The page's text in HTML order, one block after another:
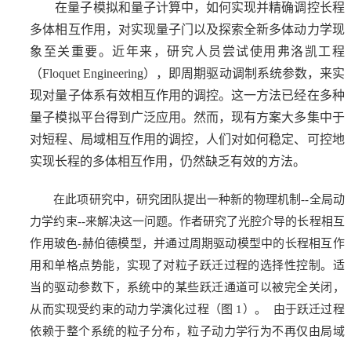
在量子模拟和量子计算中，如何实现并精确调控长程
多体相互作用，对实现量子门以及探索全新多体动力学现
象至关重要。近年来，研究人员尝试使用弗洛凯工程
（Floquet Engineering），即周期驱动调制系统参数，来实
现对量子体系有效相互作用的调控。这一方法已经在多种
量子模拟平台得到广泛应用。然而，现有方案大多集中于
对短程、局域相互作用的调控，人们对如何稳定、可控地
实现长程的多体相互作用，仍然缺乏有效的方法。
在此项研究中，研究团队提出一种新的物理机制--全局动
力学约束--来解决这一问题。作者研究了光腔介导的长程相互
作用玻色-赫伯德模型，并通过周期驱动模型中的长程相互作
用和单格点势能，实现了对粒子跃迁过程的选择性控制。适
当的驱动参数下，系统中的某些跃迁通道可以被完全关闭，
从而实现受约束的动力学演化过程（图 1）。 由于跃迁过程
依赖于整个系统的粒子分布，粒子动力学行为不再仅由局域